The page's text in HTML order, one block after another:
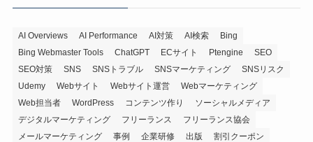
AI Overviews AI Performance AI対策 AI検索
Bing
Bing Webmaster Tools
ChatGPT ECサイト Ptengine
SEO
SEO対策
SNS SNSトラブル SNSマーケティング
SNSリスク
Udemy
Webサイト Webサイト運営
Webマーケティング
Web担当者
WordPress コンテンツ作り
ソーシャルメディア
デジタルマーケティング
フリーランス
フリーランス協会
メールマーケティング
事例 企業研修 出版
割引クーポン